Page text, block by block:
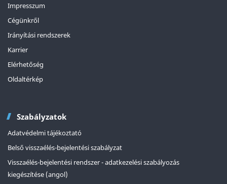
Impresszum
Cégünkről
Irányítási rendszerek
Karrier
Elérhetőség
Oldaltérkép
Szabályzatok
Adatvédelmi tájékoztató
Belső visszaélés-bejelentési szabályzat
Visszaélés-bejelentési rendszer - adatkezelési szabályozás
kiegészítése (angol)